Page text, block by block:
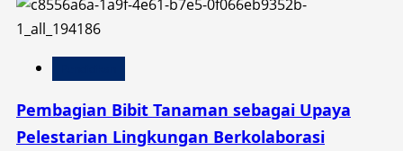
Pembagian Bibit Tanaman sebagai Upaya
Pelestarian Lingkungan Berkolaborasi